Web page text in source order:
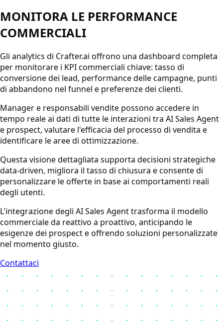
MONITORA LE PERFORMANCE
COMMERCIALI
Gli analytics di Crafter.ai offrono una dashboard completa
per monitorare i KPI commerciali chiave: tasso di
conversione dei lead, performance delle campagne, punti
di abbandono nel funnel e preferenze dei clienti.
Manager e responsabili vendite possono accedere in
tempo reale ai dati di tutte le interazioni tra AI Sales Agent
e prospect, valutare l'efficacia del processo di vendita e
identificare le aree di ottimizzazione.
Questa visione dettagliata supporta decisioni strategiche
data-driven, migliora il tasso di chiusura e consente di
personalizzare le offerte in base ai comportamenti reali
degli utenti.
L'integrazione degli AI Sales Agent trasforma il modello
commerciale da reattivo a proattivo, anticipando le
esigenze dei prospect e offrendo soluzioni personalizzate
nel momento giusto.
Contattaci